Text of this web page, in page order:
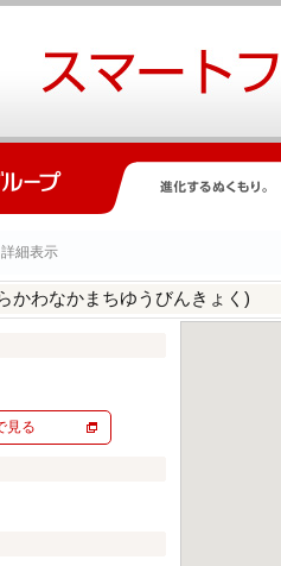
細表示
かわなかまちゆうびんきょく)
見る